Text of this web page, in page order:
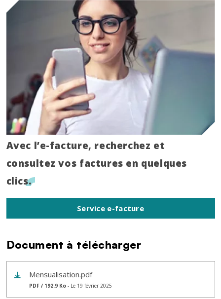
Titre
Avec l’e-facture, recherchez et
consultez vos factures en quelques
clics.
Service e-facture
Document à télécharger
Mensualisation.pdf
PDF / 192.9 Ko - Le 19 février 2025